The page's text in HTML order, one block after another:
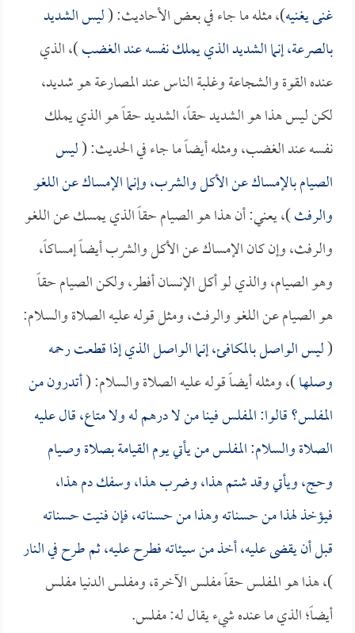
غنى يغنيه)، مثله ما جاء في بعض الأحاديث: (ليس الشديد
بالصرعة، إنما الشديد الذي يملك نفسه عند الغضب)، الذي
عنده القوة والشجاعة وغلبة الناس عند المصارعة هو شديد،
لكن ليس هذا هو الشديد حقاً، الشديد حقاً هو الذي يملك
نفسه عند الغضب، ومثله أيضاً ما جاء في الحديث: (ليس
الصيام بالإمساك عن الأكل والشرب، وإنما الإمساك عن اللغو
والرفث)، يعني: أن هذا هو الصيام حقاً الذي يمسك عن اللغو
والرفث، وإن كان الإمساك عن الأكل والشرب أيضاً إمساكاً،
وهو الصيام، والذي لو أكل الإنسان أفطر، ولكن الصيام حقاً
هو الصيام عن اللغو والرفث، ومثل قوله عليه الصلاة والسلام:
(ليس الواصل بالمكافئ، إنما الواصل الذي إذا قطعت رحمه
وصلها)، ومثله أيضاً قوله عليه الصلاة والسلام: (أتدرون من
المفلس؟ قالوا: المفلس فينا من لا درهم له ولا متاع، قال عليه
الصلاة والسلام: المفلس من يأتي يوم القيامة بصلاة وصيام
وحج، ويأتي وقد شتم هذا، وضرب هذا، وسفك دم هذا،
فيؤخذ لهذا من حسناته وهذا من حسناته، فإن فنيت حسناته
قبل أن يقضى عليه، أخذ من سيئاته فطرح عليه، ثم طرح في النار
)، هذا هو المفلس حقاً مفلس الآخرة، ومفلس الدنيا مفلس
أيضاً؛ الذي ما عنده شيء يقال له: مفلس.